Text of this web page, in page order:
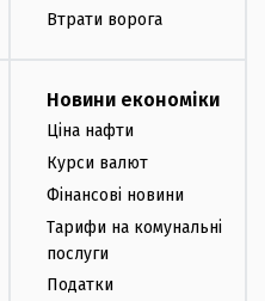
Втрати ворога
Новини економіки
Ціна нафти
Курси валют
Фінансові новини
Тарифи на комунальні
послуги
Податки